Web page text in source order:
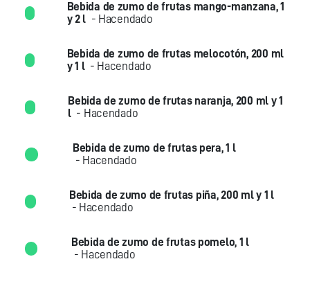
Bebida de zumo de frutas mango-manzana, 1
y 2 l - Hacendado
Bebida de zumo de frutas melocotón, 200 ml
y 1 l - Hacendado
Bebida de zumo de frutas naranja, 200 ml y 1
l - Hacendado
Bebida de zumo de frutas pera, 1 l
- Hacendado
Bebida de zumo de frutas piña, 200 ml y 1 l
- Hacendado
Bebida de zumo de frutas pomelo, 1 l
- Hacendado